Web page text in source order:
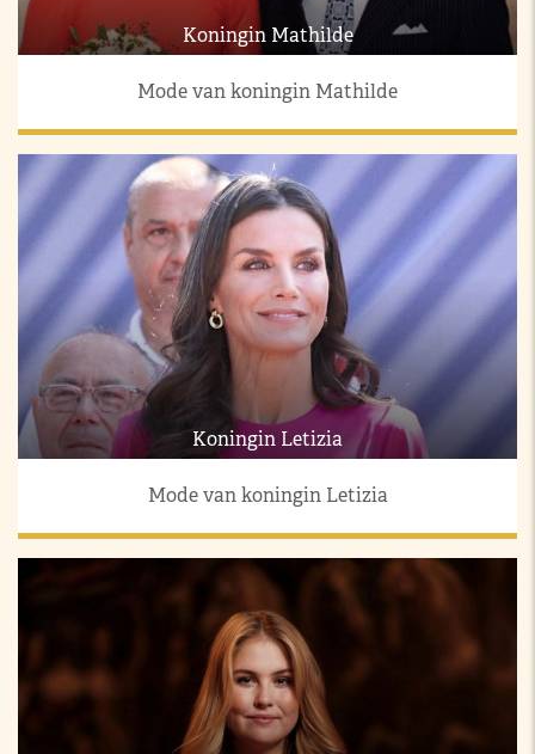
Koningin Mathilde
Mode van koningin Mathilde
Koningin Letizia
Mode van koningin Letizia